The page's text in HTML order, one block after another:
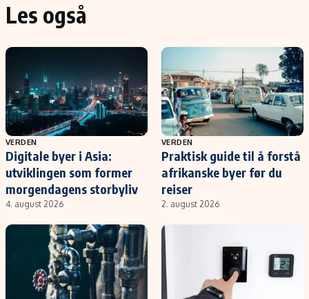
Les også
VERDEN
Digitale byer i Asia:
utviklingen som former
morgendagens storbyliv
4. august 2026
VERDEN
Praktisk guide til å forstå
afrikanske byer før du
reiser
2. august 2026